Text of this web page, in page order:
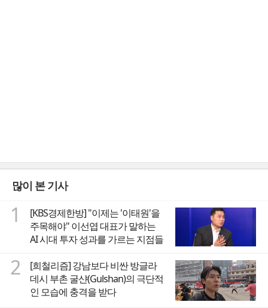
많이 본 기사
1
[KBS경제한방] "이제는 '이태원'을
주목해야" 이선엽 대표가 말하는
AI 시대 투자 성과를 가르는 지점들
2
[희철리즘] 강남보다 비싼 방글라
데시 부촌 굴샨(Gulshan)의 극단적
인 모습에 충격을 받다